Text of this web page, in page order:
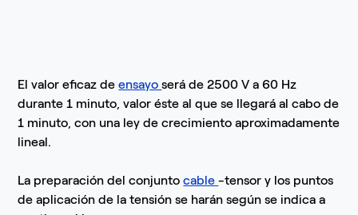
El valor eficaz deensayoserá de 2500 V a 60 Hz
durante 1 minuto, valor éste al que se llegará al cabo de
1 minuto, con una ley de crecimiento aproximadamente
lineal.
La preparación del conjuntocable-tensor y los puntos
de aplicación de la tensión se harán según se indica a